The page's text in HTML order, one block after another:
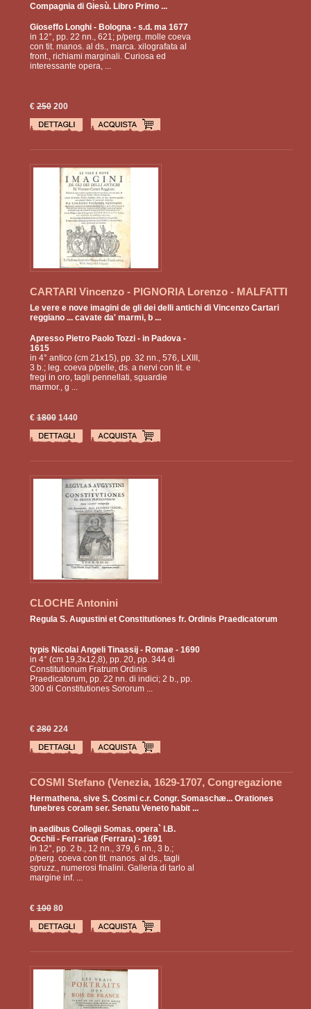
Compagnia di Giesù. Libro Primo ...
Gioseffo Longhi- Bologna - s.d. ma 1677
in 12°, pp. 22 nn., 621; p/perg. molle coeva
con tit. manos. al ds., marca. xilografata al
front., richiami marginali. Curiosa ed
interessante opera, ...
€250200
CARTARI Vincenzo - PIGNORIA Lorenzo - MALFATTI
Cesare
Le vere e nove imagini de gli dei delli antichi di Vincenzo Cartari
reggiano ... cavate da' marmi, b ...
Apresso Pietro Paolo Tozzi- in Padova -
1615
in 4° antico (cm 21x15), pp. 32 nn., 576, LXIII,
3 b.; leg. coeva p/pelle, ds. a nervi con tit. e
fregi in oro, tagli pennellati, sguardie
marmor., g ...
€18001440
CLOCHE Antonini
Regula S. Augustini et Constitutiones fr. Ordinis Praedicatorum
typis Nicolai Angeli Tinassij- Romae - 1690
in 4° (cm 19,3x12,8), pp. 20, pp. 344 di
Constitutionum Fratrum Ordinis
Praedicatorum, pp. 22 nn. di indici; 2 b., pp.
300 di Constitutiones Sororum ...
€280224
COSMI Stefano (Venezia, 1629-1707, Congregazione
Somasca, Arcivescovo di Spalato)
Hermathena, sive S. Cosmi c.r. Congr. Somaschæ... Orationes
funebres coram ser. Senatu Veneto habit ...
in aedibus Collegii Somas. opera` I.B.
Occhii- Ferrariae (Ferrara) - 1691
in 12°, pp. 2 b., 12 nn., 379, 6 nn., 3 b.;
p/perg. coeva con tit. manos. al ds., tagli
spruzz., numerosi finalini. Galleria di tarlo al
margine inf. ...
€10080